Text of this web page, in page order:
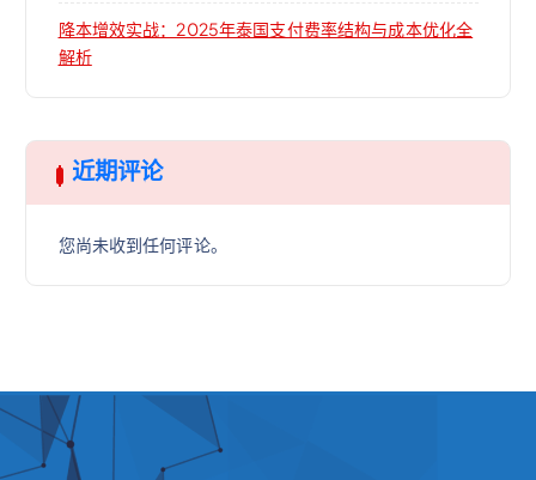
降本增效实战：2025年泰国支付费率结构与成本优化全
解析
近期评论
您尚未收到任何评论。